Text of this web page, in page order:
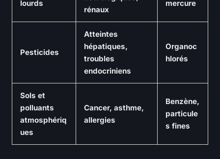
lourds
rénaux
mercure
Pesticides
Atteintes
hépatiques,
troubles
endocriniens
Organoc
hlorés
Sols et
polluants
atmosphériq
ues
Cancer, asthme,
allergies
Benzène,
particule
s fines